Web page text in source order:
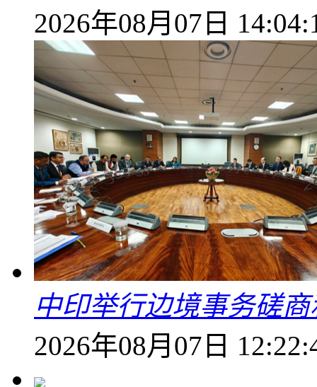
2026年08月07日
中印举行边境事务磋
2026年08月07日